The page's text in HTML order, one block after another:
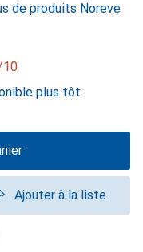
de produits Noreve
10
plus tôt
Ajouter à la liste